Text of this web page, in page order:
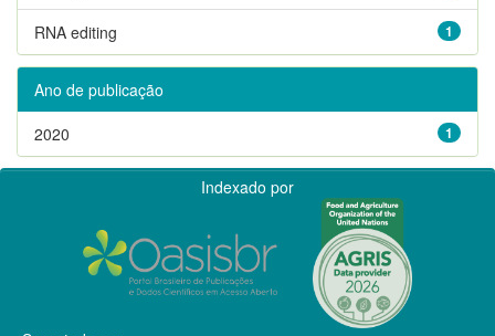
1
RNA editing
Ano de publicação
1
2020
Indexado por